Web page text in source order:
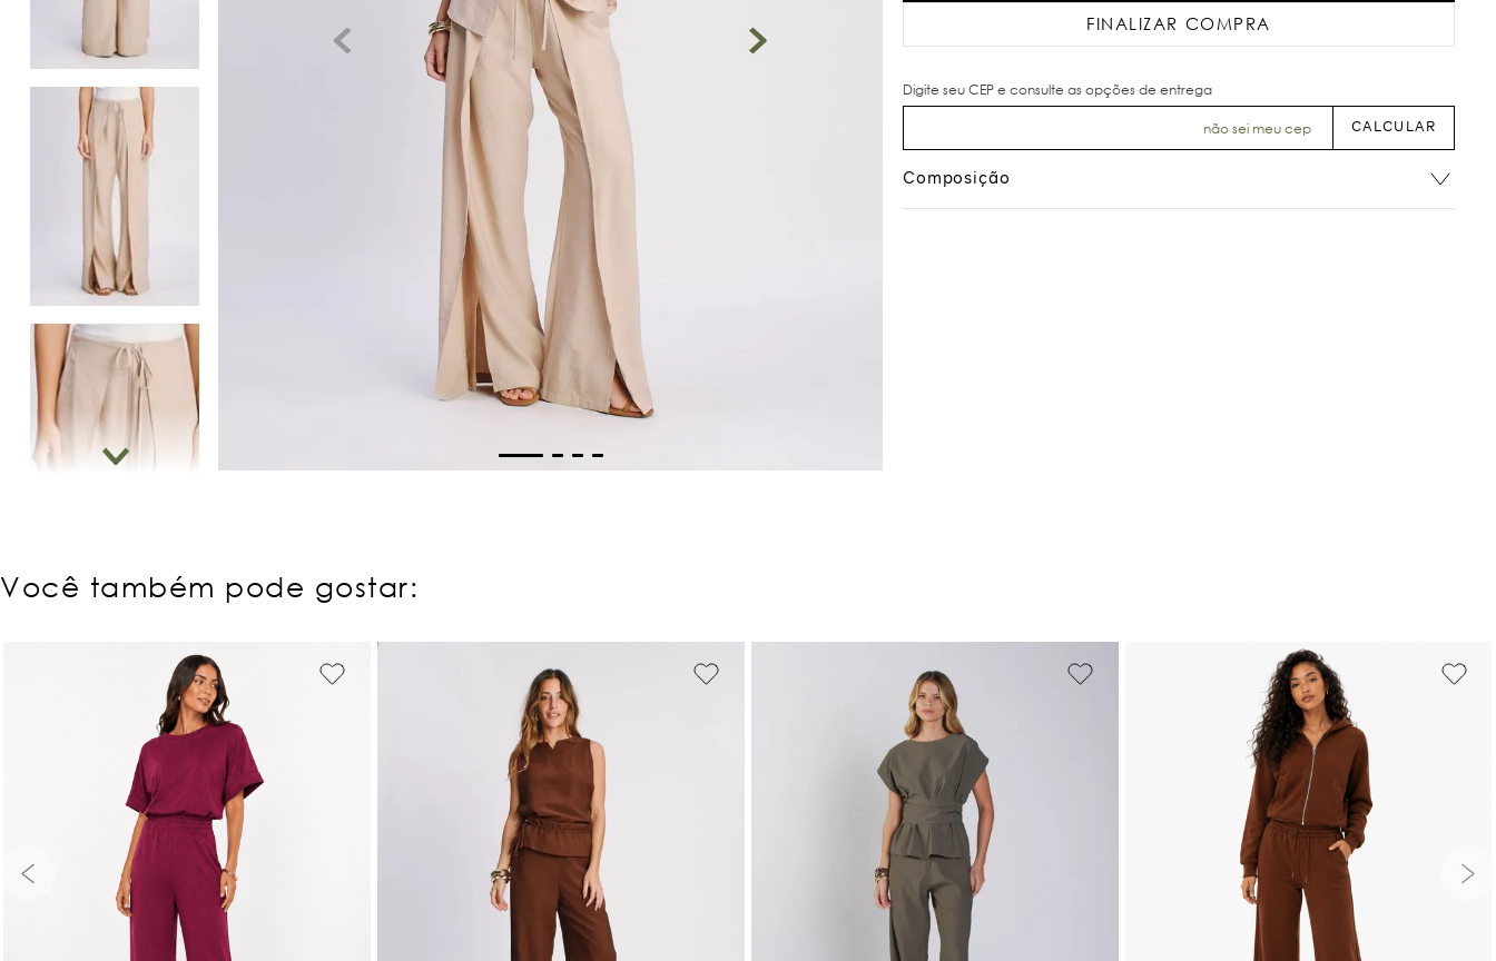
FINALIZAR COMPRA
não sei meu cep
Composição
Você também pode gostar: